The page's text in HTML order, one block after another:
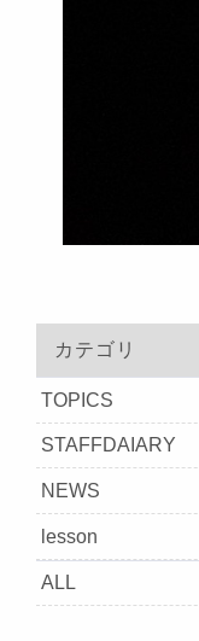
カテゴリ
TOPICS
STAFFDAIARY
NEWS
lesson
ALL